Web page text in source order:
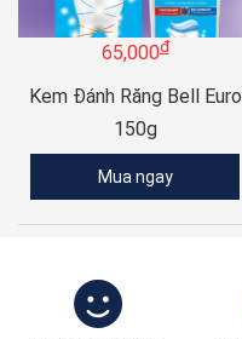
65,000đ
Kem Đánh Răng Bell Euro
150g
Mua ngay